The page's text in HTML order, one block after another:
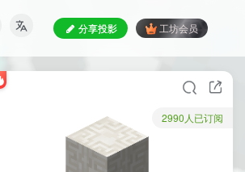
分享投影 工坊会员
2990人已订阅